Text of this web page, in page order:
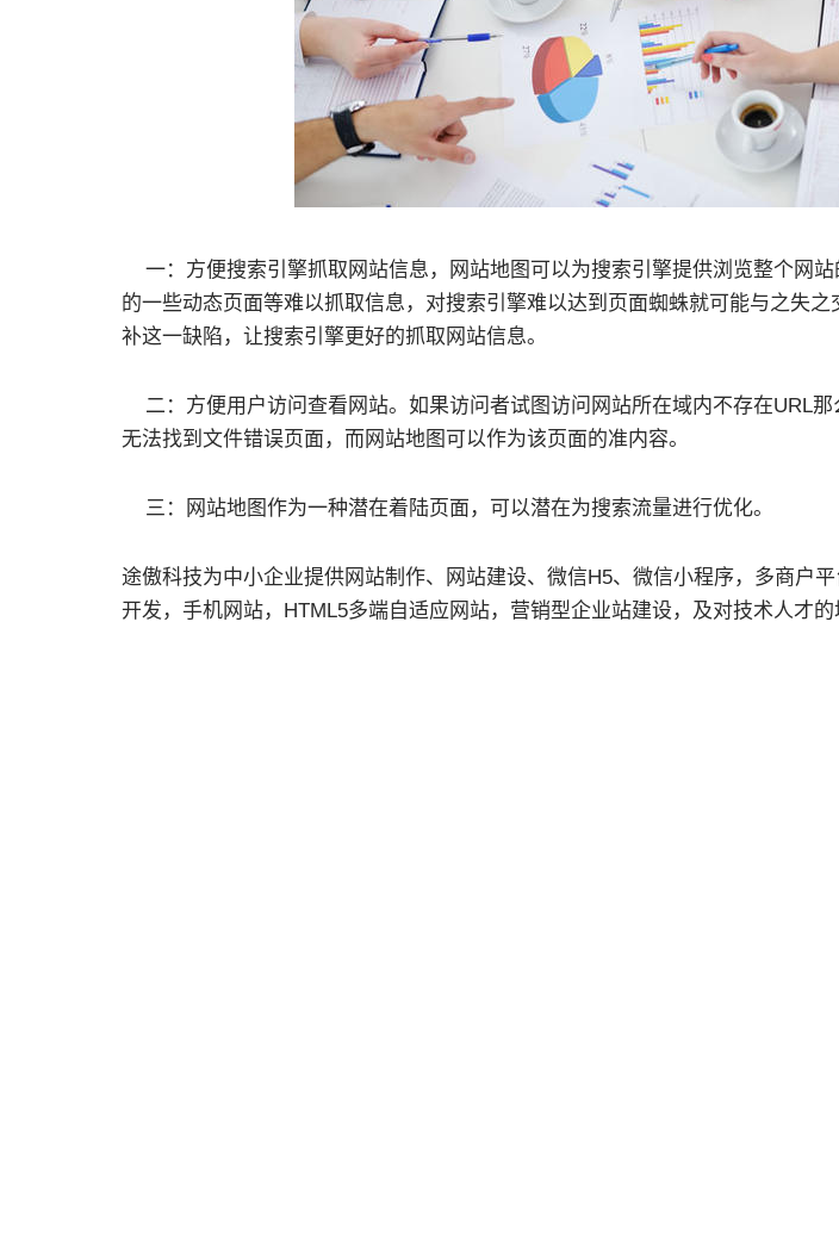
一：方便搜索引擎抓取网站信息，网站地图可以为搜索引擎提供浏览整个网
的一些动态页面等难以抓取信息，对搜索引擎难以达到页面蜘蛛就可能与之失之
补这一缺陷，让搜索引擎更好的抓取网站信息。
二：方便用户访问查看网站。如果访问者试图访问网站所在域内不存在URL那
无法找到文件错误页面，而网站地图可以作为该页面的准内容。
三：网站地图作为一种潜在着陆页面，可以潜在为搜索流量进行优化。
途傲科技为中小企业提供网站制作、网站建设、微信H5、微信小程序，多商户
开发，手机网站，HTML5多端自适应网站，营销型企业站建设，及对技术人才